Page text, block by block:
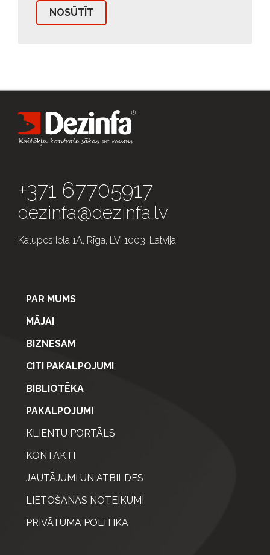
+371 67705917
dezinfa@dezinfa.lv
Kalupes iela 1A, Rīga, LV-1003, Latvija
PAR MUMS
MĀJAI
BIZNESAM
CITI PAKALPOJUMI
BIBLIOTĒKA
PAKALPOJUMI
KLIENTU PORTĀLS
KONTAKTI
JAUTĀJUMI UN ATBILDES
LIETOŠANAS NOTEIKUMI
PRIVĀTUMA POLITIKA